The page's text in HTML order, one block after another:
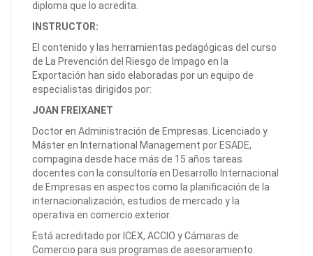
diploma que lo acredita.
INSTRUCTOR:
El contenido y las herramientas pedagógicas del curso
de La Prevención del Riesgo de Impago en la
Exportación han sido elaboradas por un equipo de
especialistas dirigidos por:
JOAN FREIXANET
Doctor en Administración de Empresas. Licenciado y
Máster en International Management por ESADE,
compagina desde hace más de 15 años tareas
docentes con la consultoría en Desarrollo Internacional
de Empresas en aspectos como la planificación de la
internacionalización, estudios de mercado y la
operativa en comercio exterior.
Está acreditado por ICEX, ACCIO y Cámaras de
Comercio para sus programas de asesoramiento.